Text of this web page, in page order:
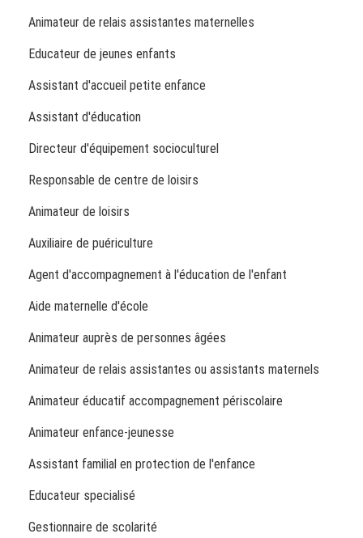
Animateur de relais assistantes maternelles
Educateur de jeunes enfants
Assistant d'accueil petite enfance
Assistant d'éducation
Directeur d'équipement socioculturel
Responsable de centre de loisirs
Animateur de loisirs
Auxiliaire de puériculture
Agent d'accompagnement à l'éducation de l'enfant
Aide maternelle d'école
Animateur auprès de personnes âgées
Animateur de relais assistantes ou assistants maternels
Animateur éducatif accompagnement périscolaire
Animateur enfance-jeunesse
Assistant familial en protection de l'enfance
Educateur specialisé
Gestionnaire de scolarité